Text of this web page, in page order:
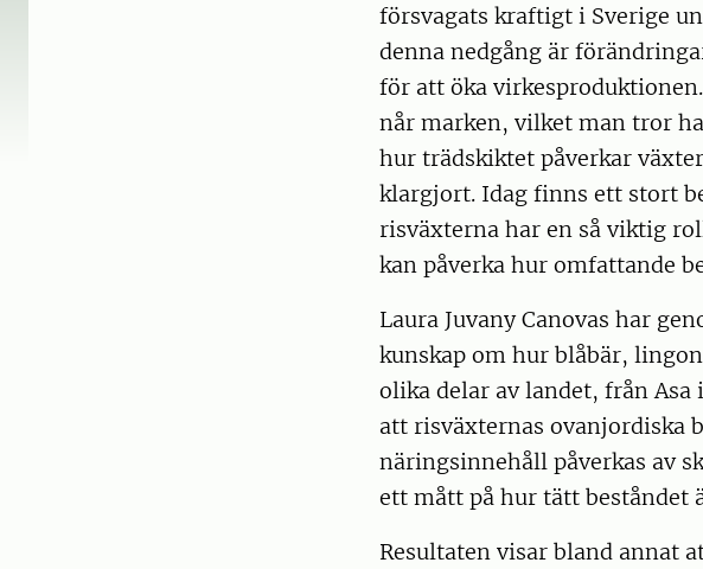
försvagats kraftigt i Sverige
denna nedgång är
för att öka
når marken, vilket man tror
hur trädskiktet påverkar
klargjort. Idag finns ett stort
risväxterna har en så viktig
kan påverka hur omfattande
Laura Juvany Canovas har
kunskap om hur blåbär,
olika delar av landet, från
att risväxternas ovanjordiska
näringsinnehåll påverkas av
ett mått på hur tätt beståndet
Resultaten visar bland annat